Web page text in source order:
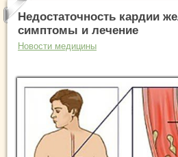
Недостаточность кардии
симптомы и лечение
Новости медицины